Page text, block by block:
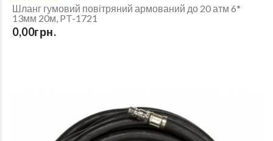
Шланг гумовий повітряний армований до 20 атм 6*
13мм 20м, PT-1721
0,00грн.